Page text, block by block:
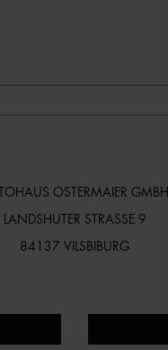
OSTERMAIER GMBH
LANDSHUTER STRASSE 9
84137 VILSBIBURG